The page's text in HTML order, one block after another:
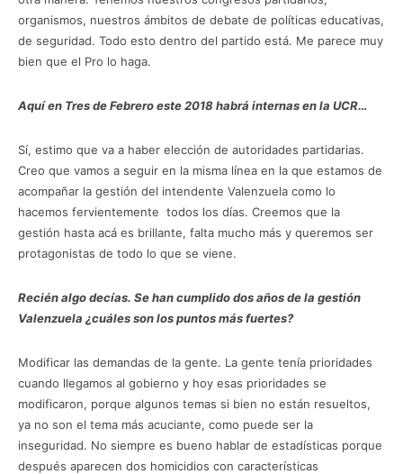
organismos, nuestros ámbitos de debate de políticas educativas,
de seguridad. Todo esto dentro del partido está. Me parece muy
bien que el Pro lo haga.
Aquí en Tres de Febrero este 2018 habrá internas en la UCR…
Sí, estimo que va a haber elección de autoridades partidarias.
Creo que vamos a seguir en la misma línea en la que estamos de
acompañar la gestión del intendente Valenzuela como lo
hacemos fervientemente todos los días. Creemos que la
gestión hasta acá es brillante, falta mucho más y queremos ser
protagonistas de todo lo que se viene.
Recién algo decías. Se han cumplido dos años de la gestión
Valenzuela ¿cuáles son los puntos más fuertes?
Modificar las demandas de la gente. La gente tenía prioridades
cuando llegamos al gobierno y hoy esas prioridades se
modificaron, porque algunos temas si bien no están resueltos,
ya no son el tema más acuciante, como puede ser la
inseguridad. No siempre es bueno hablar de estadísticas porque
después aparecen dos homicidios con características